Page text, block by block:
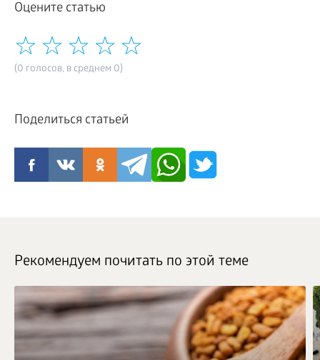
Оцените статью
(0 голосов, в среднем 0)
Поделиться статьей
Рекомендуем почитать по этой теме